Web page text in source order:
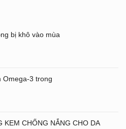
bị khô vào mùa
Omega-3 trong
KEM CHỐNG NẮNG CHO DA